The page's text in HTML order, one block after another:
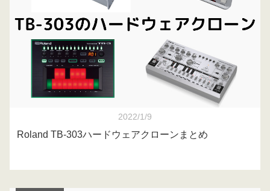
2022/1/9
Roland TB-303ハードウェアクローンまとめ